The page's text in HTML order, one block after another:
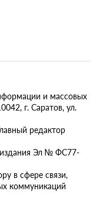
и массовых
г. Саратов, ул.
редактор
издания Эл № ФС77-
в сфере связи,
коммуникаций